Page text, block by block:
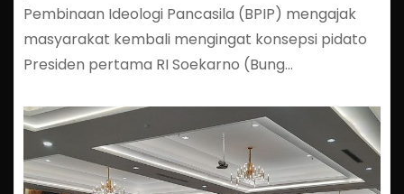
Pembinaan Ideologi Pancasila (BPIP) mengajak
masyarakat kembali mengingat konsepsi pidato
Presiden pertama RI Soekarno (Bung…